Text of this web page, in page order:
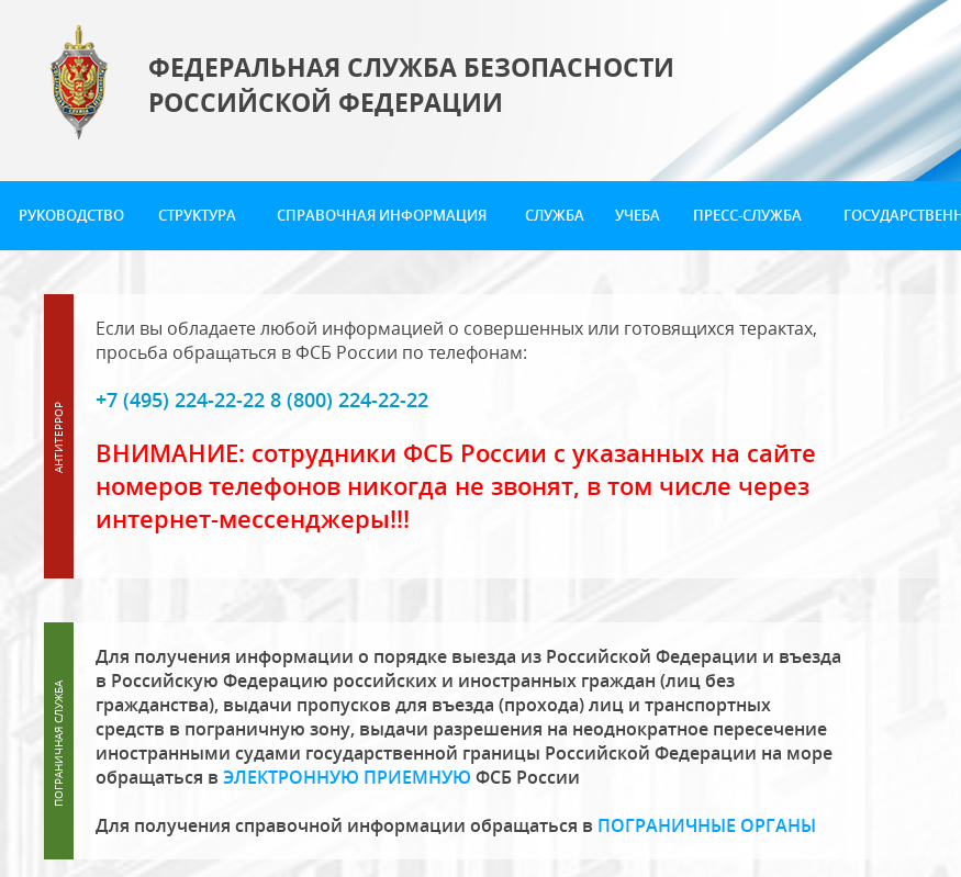
ФЕДЕРАЛЬНАЯ СЛУЖБА БЕЗОПАСНОСТИ
РОССИЙСКОЙ ФЕДЕРАЦИИ
РУКОВОДСТВО СТРУКТУРА СПРАВОЧНАЯ ИНФОРМАЦИЯ СЛУЖБА УЧЕБА ПРЕСС-СЛУЖБА
Если вы обладаете любой информацией о совершенных или готовящихся терактах,
просьба обращаться в ФСБ России по телефонам:
+7 (495) 224-22-22 8 (800) 224-22-22
ВНИМАНИЕ: сотрудники ФСБ России с указанных на сайте
номеров телефонов никогда не звонят, в том числе через
интернет-мессенджеры!!!
Для получения информации о порядке выезда из Российской Федерации и въезда
в Российскую Федерацию российских и иностранных граждан (лиц без
гражданства), выдачи пропусков для въезда (прохода) лиц и транспортных
средств в пограничную зону, выдачи разрешения на неоднократное пересечение
иностранными судами государственной границы Российской Федерации на море
обращаться в ЭЛЕКТРОННУЮ ПРИЕМНУЮ ФСБ России
Для получения справочной информации обращаться в ПОГРАНИЧНЫЕ ОРГАНЫ